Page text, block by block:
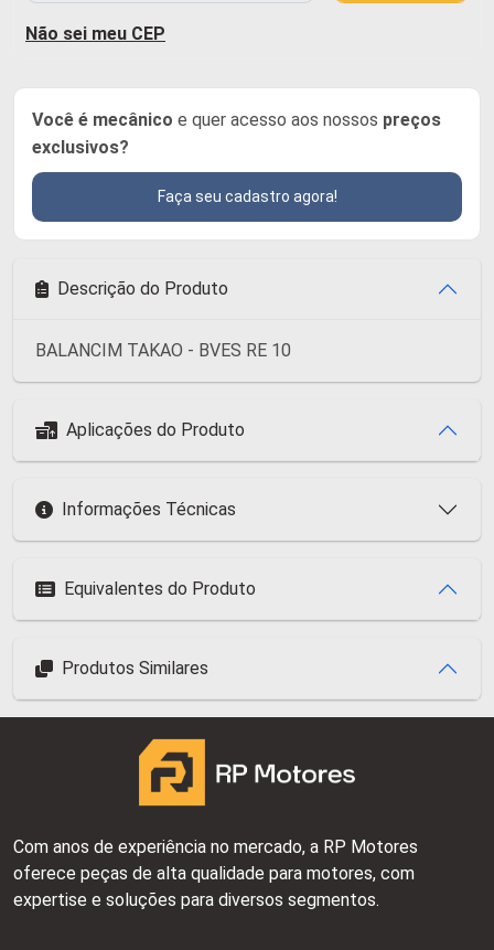
Não sei meu CEP
Você é mecânico e quer acesso aos nossos preços
exclusivos?
Faça seu cadastro agora!
Descrição do Produto
BALANCIM TAKAO - BVES RE 10
Aplicações do Produto
Informações Técnicas
Equivalentes do Produto
Produtos Similares
Com anos de experiência no mercado, a RP Motores
oferece peças de alta qualidade para motores, com
expertise e soluções para diversos segmentos.